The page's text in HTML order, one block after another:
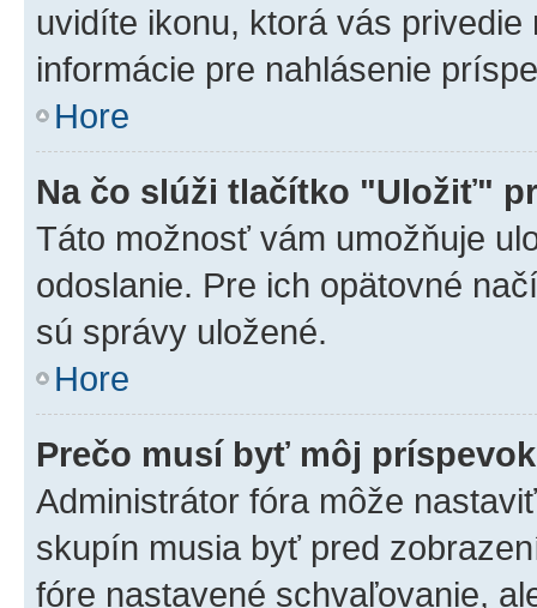
uvidíte ikonu, ktorá vás
informácie pre nahlásenie
Hore
Na čo slúži tlačítko "Uložiť"
Táto možnosť vám umožňuje
odoslanie. Pre ich opätovné
sú správy uložené.
Hore
Prečo musí byť môj
Administrátor fóra môže
skupín musia byť pred
fóre nastavené schvaľovanie,